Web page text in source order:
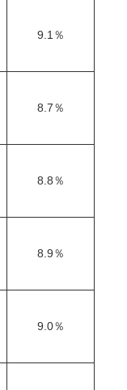
9.1％
8.7％
8.8％
8.9％
9.0％